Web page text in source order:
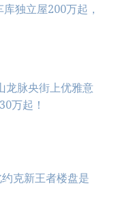
独立屋200万起，
龙脉央街上优雅意
万起！
克新王者楼盘是